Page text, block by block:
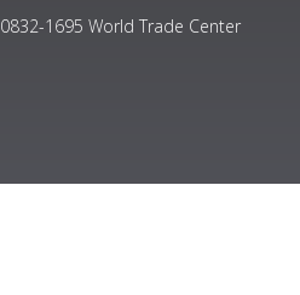
0832-1695 World Trade Center